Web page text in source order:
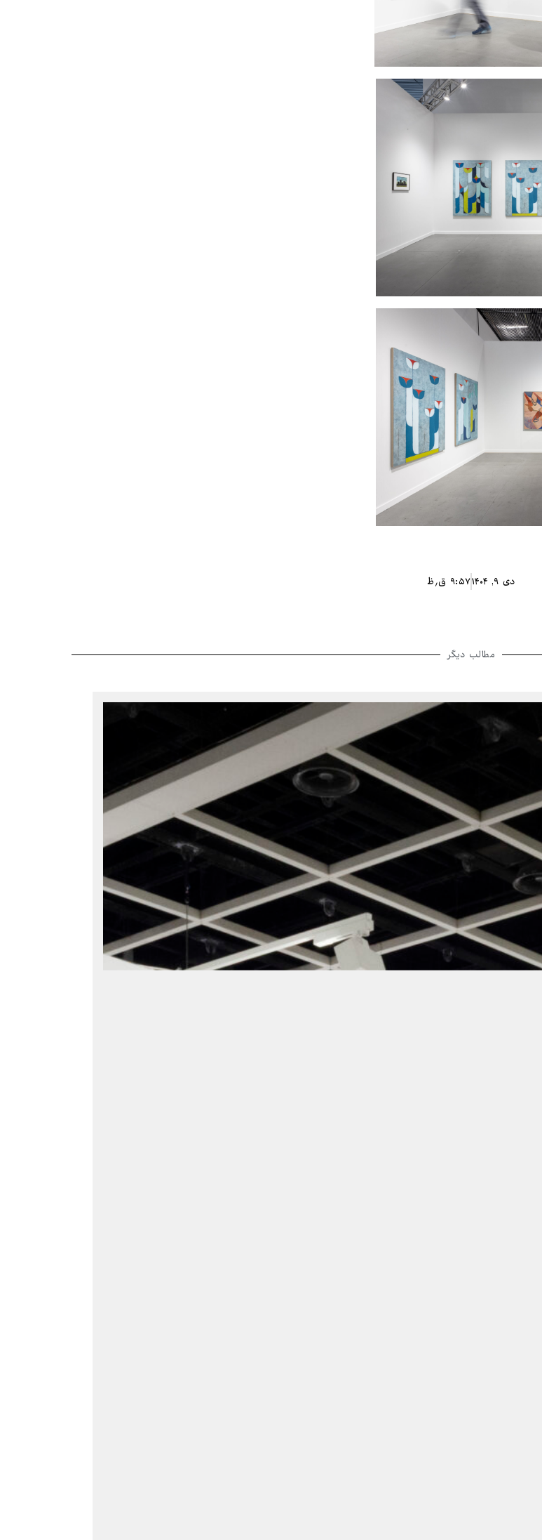
دی ۹, ۱۴۰۴ ۹:۵۷ ق٫ظ
مطالب دیگر